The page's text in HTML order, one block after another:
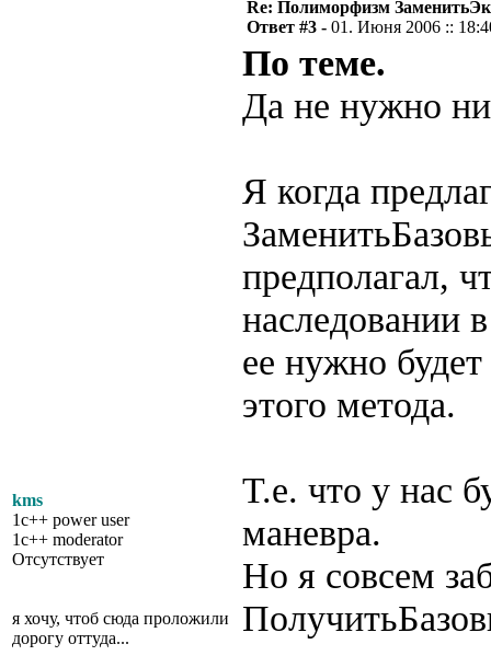
kms
1c++ power user
1c++ moderator
Отсутствует
я хочу, чтоб сюда проложили
дорогу оттуда...
Re: Полиморфизм
Ответ #3 - 01. Июня 2006 ::
По теме.
Да не нужно
Я когда
предполагал,
наследовании
ее нужно
этого метода.
Т.е. что у нас
маневра.
Но я совсем